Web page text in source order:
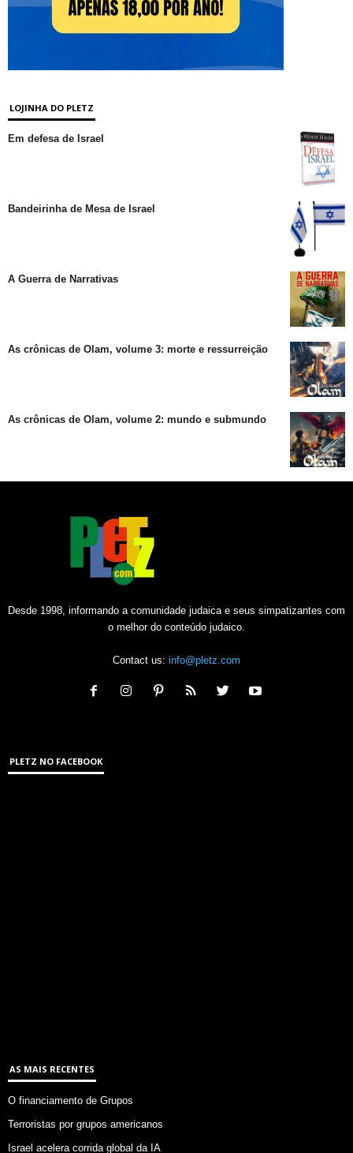
LOJINHA DO PLETZ
Em defesa de Israel
Bandeirinha de Mesa de Israel
A Guerra de Narrativas
As crônicas de Olam, volume 3: morte e ressurreição
As crônicas de Olam, volume 2: mundo e submundo
Desde 1998, informando a comunidade judaica e seus simpatizantes com
o melhor do conteúdo judaico.
Contact us: info@pletz.com
PLETZ NO FACEBOOK
AS MAIS RECENTES
O financiamento de Grupos
Terroristas por grupos americanos
Israel acelera corrida global da IA